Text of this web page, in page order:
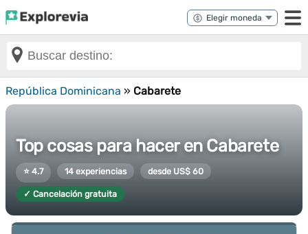
República Dominicana » Cabarete
Top cosas para hacer en Cabarete
⭐ 4.7 14 experiencias desde US$ 60
✓ Cancelación gratuita